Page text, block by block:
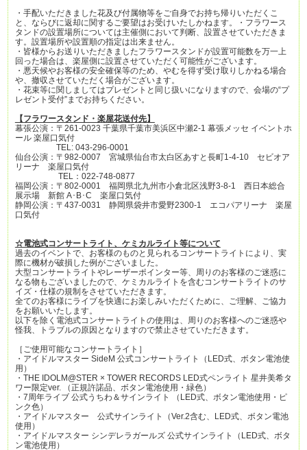
・手配いただきました花及び付属物等をご自身でお持ち帰りいただくこ
と、ならびに返却に関するご要望はお受けいたしかねます。・フラワース
タンドの設置場所については主催側において判断、設置させていただきま
す。設置場所や設置順の指定は出来ません。
・皆様からお送りいただきましたフラワースタンドが設置可能数を万一上
回った場合は、楽屋側に設置させていただく可能性がございます。
・悪天候やお客様の安全確保等のため、やむを得ず受け取りしかねる場合
や、撤収させていただく場合がございます。
・花束等に関しましてはプレゼントと同じ扱いになりますので、会場の“プ
レゼント受付”までお持ちください。
【フラワースタンド・楽屋花送付先】
幕張公演：〒261-0023 千葉県千葉市美浜区中瀬2-1 幕張メッセ イベントホ
ール 楽屋口気付
TEL: 043-296-0001
仙台公演：〒982-0007 宮城県仙台市太白区あすと長町1-4-10 セビオア
リーナ 楽屋口気付
TEL：022-748-0877
福岡公演：〒802-0001 福岡県北九州市小倉北区浅野3-8-1 西日本総合
展示場 新館 A･B･C 楽屋口気付
静岡公演：〒437-0031 静岡県袋井市愛野2300-1 エコパアリーナ 楽屋
口気付
☆電池式コンサートライト、ケミカルライト等について
過去のイベントで、お客様のものと見られるコンサートライトにより、実
際に機材が破損した例がございました。
大型コンサートライトやレーザーポインター等、周りのお客様のご迷惑に
なる物もございましたので、ケミカルライトを含むコンサートライトのサ
イズ・仕様の規制をさせていただきます。
全てのお客様にライブを快適にお楽しみいただくために、ご理解、ご協力
をお願いいたします。
以下を除く電池式コンサートライトの使用は、周りのお客様へのご迷惑や
怪我、トラブルの原因となりますので禁止させていただきます。
［ご使用可能なコンサートライト］
・アイドルマスター SideM 公式コンサートライト（LED式、ボタン電池使
用）
・THE IDOLM@STER × TOWER RECORDS LED式ペンライト 星井美希タ
ワー限定ver. （正規許諾品、ボタン電池使用・緑色）
・7周年ライブ 公式うちわ＆サインライト （LED式、ボタン電池使用・ピ
ンク色）
・アイドルマスター 公式サインライト（Ver.2含む、LED式、ボタン電池
使用）
・アイドルマスター シンデレラガールズ 公式サインライト（LED式、ボタ
ン電池使用）